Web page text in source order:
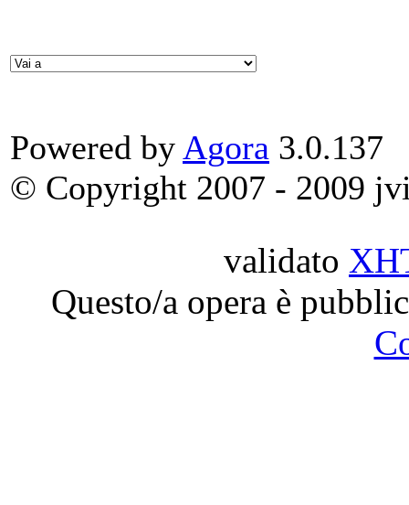
Powered by Agora 3.0.137
© Copyright 2007 - 2009
validato
Questo/a opera è